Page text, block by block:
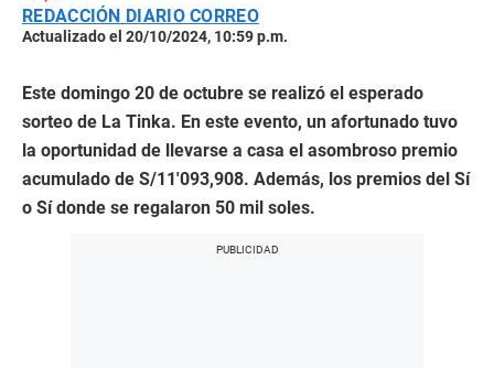
REDACCIÓN DIARIO CORREO
Actualizado el 20/10/2024, 10:59 p.m.
Este domingo 20 de octubre se realizó el esperado
sorteo de La Tinka. En este evento, un afortunado tuvo
la oportunidad de llevarse a casa el asombroso premio
acumulado de S/11′093,908. Además, los premios del Sí
o Sí donde se regalaron 50 mil soles.